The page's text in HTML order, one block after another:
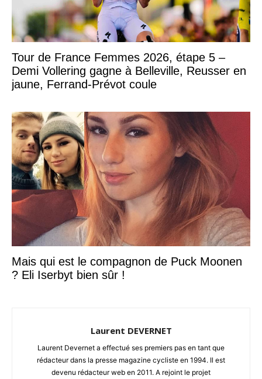
Tour de France Femmes 2026, étape 5 –
Demi Vollering gagne à Belleville, Reusser en
jaune, Ferrand-Prévot coule
Mais qui est le compagnon de Puck Moonen
? Eli Iserbyt bien sûr !
Laurent DEVERNET
Laurent Devernet a effectué ses premiers pas en tant que
rédacteur dans la presse magazine cycliste en 1994. Il est
devenu rédacteur web en 2011. A rejoint le projet